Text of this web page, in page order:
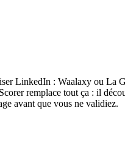
LinkedIn : Waalaxy ou
remplace tout ça : il
avant que vous ne validiez.